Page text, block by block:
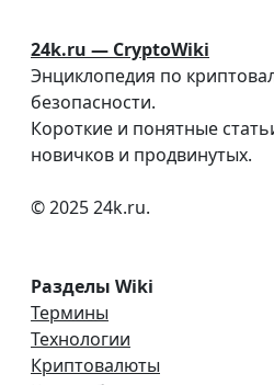
24k.ru — CryptoWiki
Энциклопедия по
безопасности.
Короткие и понятные
новичков и продвинутых.
© 2025 24k.ru.
Разделы Wiki
Термины
Технологии
Криптовалюты